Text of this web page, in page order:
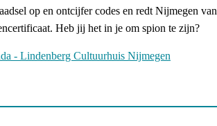
op en ontcijfer codes en redt Nijmegen van
Heb jij het in je om spion te zijn?
- Lindenberg Cultuurhuis Nijmegen